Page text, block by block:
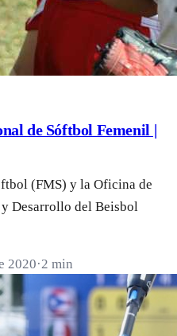
de Sóftbol Femenil |
(FMS) y la Oficina de
Desarrollo del Beisbol
2020·2 min